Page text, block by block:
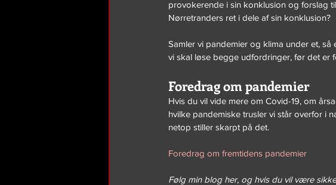
provokerende i sin konklusion og forslag
Nørretranders ret i dele af sin konklusion?
Samler vi pandemier og klima under et,
vi skal løse begge udfordringer, før det er
Foredrag om pandemier
Hvis du vil vide mere om Covid-19, om
hvilke pandemiske trusler vi står overfor i
netop stiller skarpt på det.
Foredrag om fremtidens pandemier
Følg min blog her, og hvis du vil være